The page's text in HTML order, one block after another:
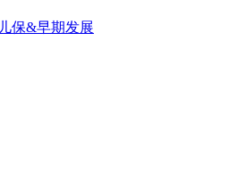
儿保&早期发展